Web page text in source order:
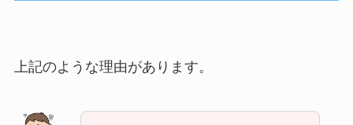
上記のような理由があります。